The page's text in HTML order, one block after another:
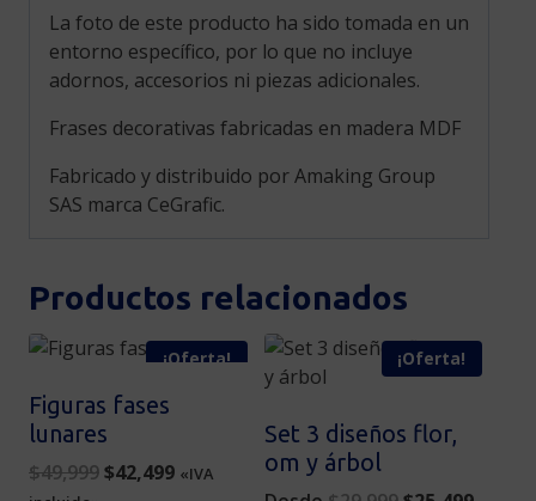
La foto de este producto ha sido tomada en un
entorno específico, por lo que no incluye
adornos, accesorios ni piezas adicionales.
Frases decorativas fabricadas en madera MDF
Fabricado y distribuido por Amaking Group
SAS marca CeGrafic.
Productos relacionados
¡Oferta!
Figuras fases
lunares
$49,999Original
$42,499Current
«IVA
¡Oferta!
Set 3 diseños flor,
om y árbol